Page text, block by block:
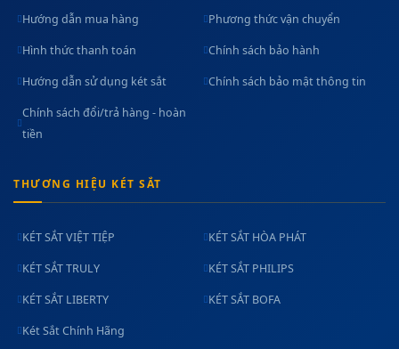
Hướng dẫn mua hàng Phương thức vận chuyển
Hình thức thanh toán Chính sách bảo hành
Hướng dẫn sử dụng két sắt Chính sách bảo mật thông tin
Chính sách đổi/trả hàng - hoàn
tiền
THƯƠNG HIỆU KÉT SẮT
KÉT SẮT VIỆT TIỆP KÉT SẮT HÒA PHÁT
KÉT SẮT TRULY KÉT SẮT PHILIPS
KÉT SẮT LIBERTY KÉT SẮT BOFA
Két Sắt Chính Hãng